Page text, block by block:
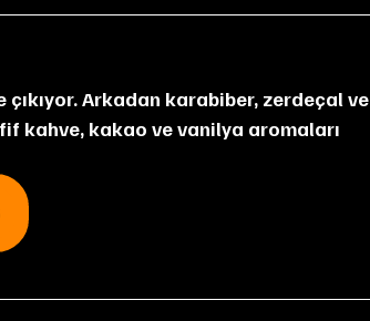
Arkadan karabiber, zerdeçal ve
kahve, kakao ve vanilya aromaları